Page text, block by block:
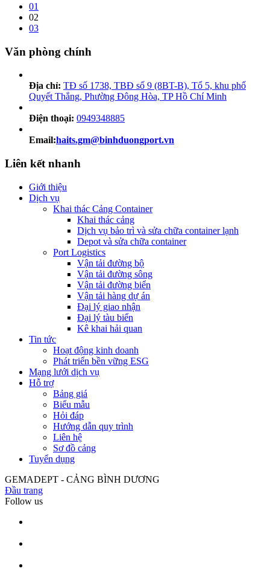
01
02
03
Văn phòng chính
Địa chỉ: TĐ số 1738, TBĐ số 9 (8BT-B), Tổ 5, khu phố
Quyết Thắng, Phường Đông Hòa, TP Hồ Chí Minh
Điện thoại: 0949348885
Email:haits.gm@binhduongport.vn
Liên kết nhanh
Giới thiệu
Dịch vụ
Khai thác Cảng Container
Khai thác cảng
Dịch vụ bảo trì và sửa chữa container lạnh
Depot và sửa chữa container
Port Logistics
Vận tải đường bộ
Vận tải đường sông
Vận tải đường biển
Vận tải hàng dự án
Đại lý giao nhận
Đại lý tàu biển
Kê khai hải quan
Tin tức
Hoạt động kinh doanh
Phát triển bền vững ESG
Mạng lưới dịch vụ
Hỗ trợ
Bảng giá
Biểu mẫu
Hỏi đáp
Hướng dẫn quy trình
Liên hệ
Sơ đồ cảng
Tuyển dụng
GEMADEPT - CẢNG BÌNH DƯƠNG
Đầu trang
Follow us